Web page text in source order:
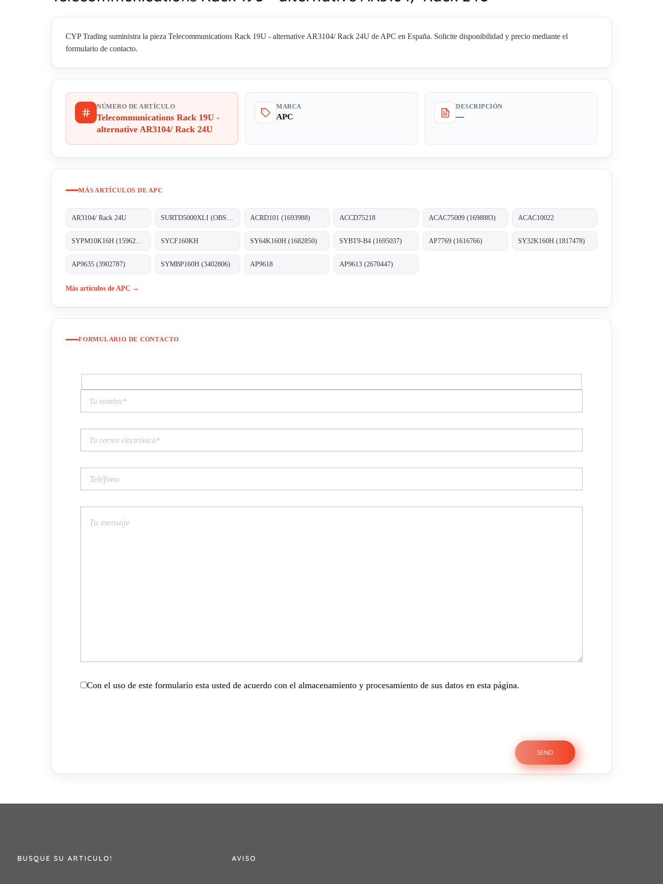
CYP Trading suministra la pieza Telecommunications Rack 19U - alternative AR3104/ Rack 24U de APC en España. Solicite disponibilidad y precio mediante el
formulario de contacto.
NÚMERO DE ARTÍCULO
Telecommunications Rack 19U -
alternative AR3104/ Rack 24U
MARCA
APC
DESCRIPCIÓN
—
MÁS ARTÍCULOS DE APC
AR3104/ Rack 24U ACRD101 (1693988) ACCD75218 ACAC75009 (1698883) ACAC10022
SYCF160KH SY64K160H (1682850) SYBT9-B4 (1695037) AP7769 (1616766) SY32K160H (1817478)
AP9635 (3902787) SYMBP160H (3402806) AP9618 AP9613 (2670447)
Más artículos de APC →
FORMULARIO DE CONTACTO
Con el uso de este formulario esta usted de acuerdo con el almacenamiento y procesamiento de sus datos en esta página.
BUSQUE SU ARTICULO! AVISO